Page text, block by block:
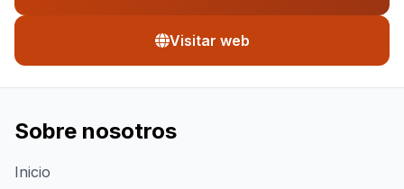
Visitar web
Sobre nosotros
Inicio